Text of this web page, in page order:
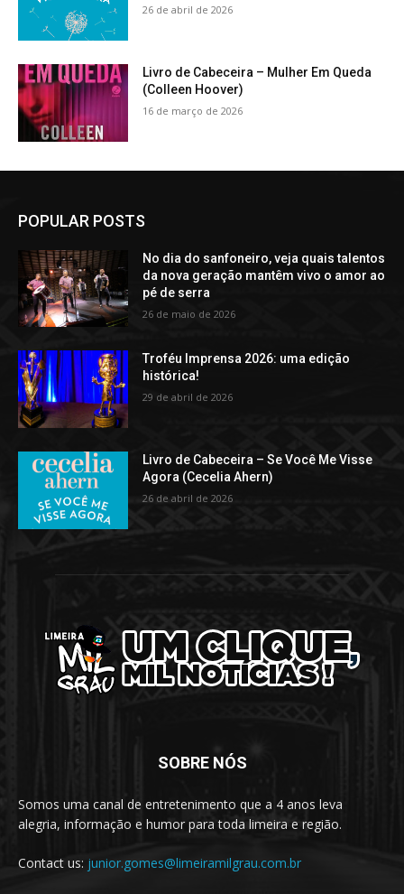
26 de abril de 2026
Livro de Cabeceira – Mulher Em Queda
(Colleen Hoover)
16 de março de 2026
POPULAR POSTS
No dia do sanfoneiro, veja quais talentos
da nova geração mantêm vivo o amor ao
pé de serra
26 de maio de 2026
Troféu Imprensa 2026: uma edição
histórica!
29 de abril de 2026
Livro de Cabeceira – Se Você Me Visse
Agora (Cecelia Ahern)
26 de abril de 2026
SOBRE NÓS
Somos uma canal de entretenimento que a 4 anos leva
alegria, informação e humor para toda limeira e região.
Contact us: junior.gomes@limeiramilgrau.com.br